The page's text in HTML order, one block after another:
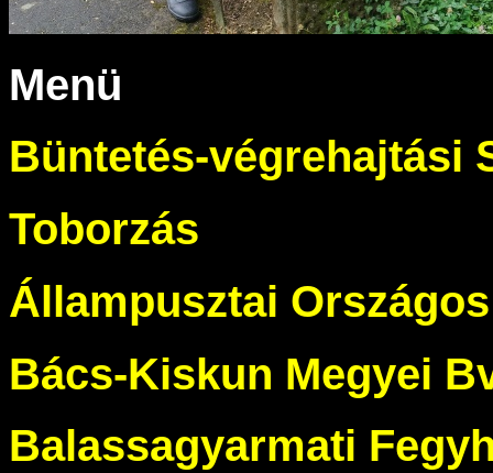
Menü
Büntetés-végrehajtási
Toborzás
Állampusztai
Bács-Kiskun Megyei
Balassagyarmati